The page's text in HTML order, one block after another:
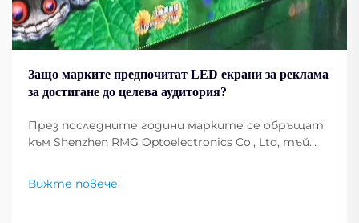
Защо марките предпочитат LED екрани за реклама
за достигане до целева аудитория?
През последните години марките се обръщат
към Shenzhen RMG Optoelectronics Co., Ltd, тъй
доставката на качествени LED екрани за
реклама – едно от най-предпочитаните
Вижте повече